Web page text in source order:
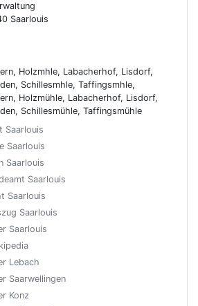
Saarlouis
Holzmhle, Labacherhof, Lisdorf,
Schillesmhle, Taffingsmhle,
Holzmühle, Labacherhof, Lisdorf,
Schillesmühle, Taffingsmühle
Saarlouis
Saarlouis
Saarlouis
Saarlouis
Saarlouis
Saarlouis
Saarlouis
Lebach
Saarwellingen
Konz